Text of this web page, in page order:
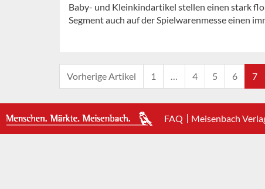
Baby- und Kleinkindartikel stellen einen stark
Segment auch auf der Spielwarenmesse einen
Vorherige Artikel 1 … 4 5 6 7
FAQ Meisenbach